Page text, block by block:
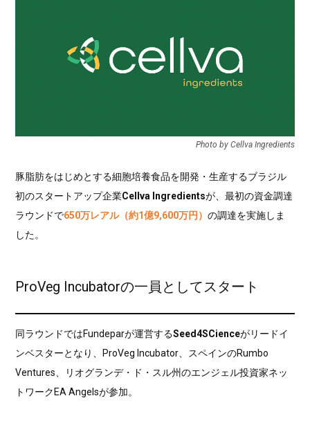
Photo by Cellva Ingredients
豚脂肪をはじめとする細胞培養食品を開発・生産するブラジル
初のスタートアップ企業Cellva Ingredientsが、最初の資金調達
ラウンドで650万レアル（約1億9,600万円）の調達を実施しま
した。
ProVeg Incubatorの一員としてスタート
同ラウンドではFundeparが運営するSeed4SCienceがリードイ
ンベスターとなり、ProVeg Incubator、スペインのRumbo
Ventures、リオグランデ・ド・スル州のエンジェル投資家ネッ
トワークEA Angelsが参加。